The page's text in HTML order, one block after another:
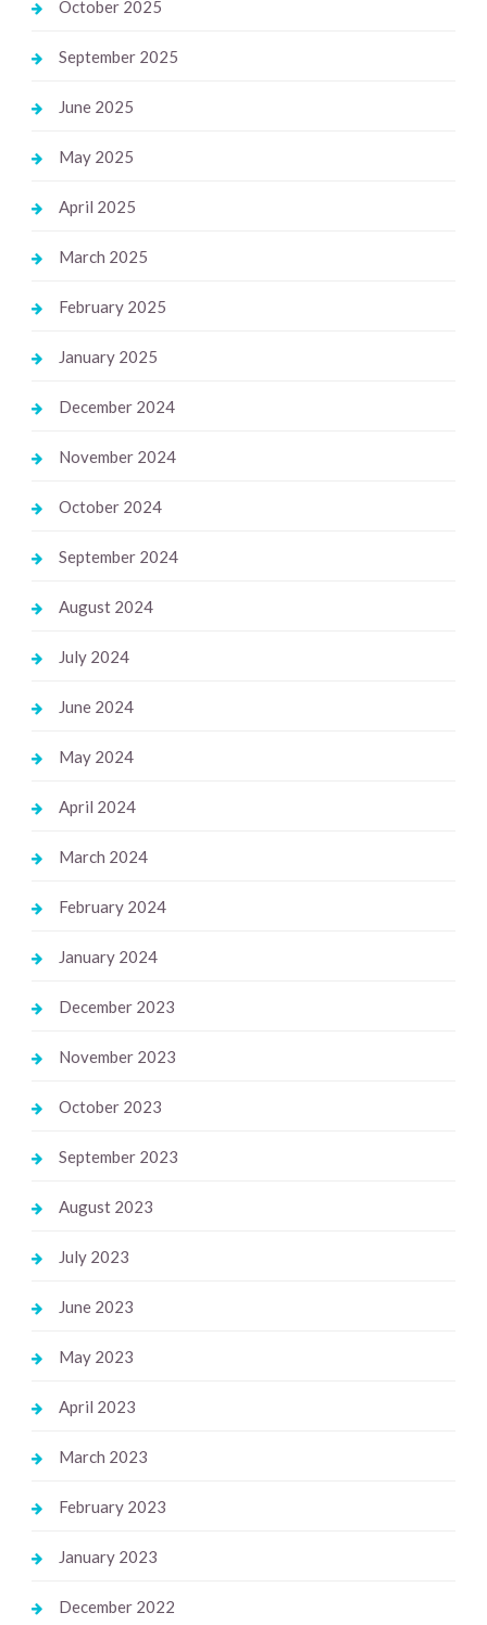
October 2025
September 2025
June 2025
May 2025
April 2025
March 2025
February 2025
January 2025
December 2024
November 2024
October 2024
September 2024
August 2024
July 2024
June 2024
May 2024
April 2024
March 2024
February 2024
January 2024
December 2023
November 2023
October 2023
September 2023
August 2023
July 2023
June 2023
May 2023
April 2023
March 2023
February 2023
January 2023
December 2022